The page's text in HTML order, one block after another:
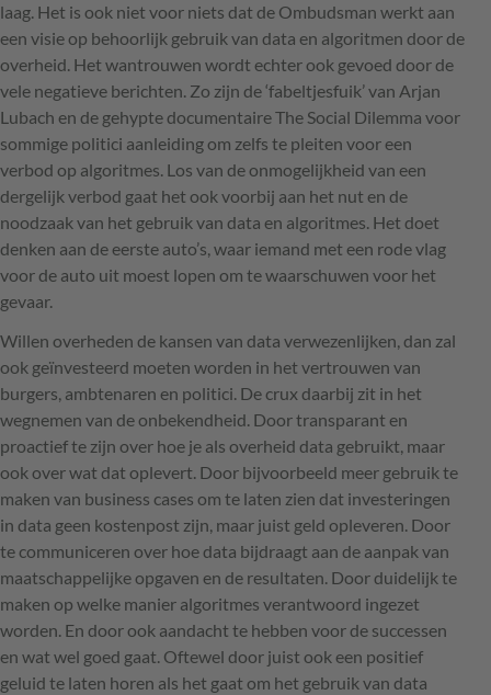
laag. Het is ook niet voor niets dat de Ombudsman werkt aan
een visie op behoorlijk gebruik van data en algoritmen door de
overheid. Het wantrouwen wordt echter ook gevoed door de
vele negatieve berichten. Zo zijn de ‘fabeltjesfuik’ van Arjan
Lubach en de gehypte documentaire The Social Dilemma voor
sommige politici aanleiding om zelfs te pleiten voor een
verbod op algoritmes. Los van de onmogelijkheid van een
dergelijk verbod gaat het ook voorbij aan het nut en de
noodzaak van het gebruik van data en algoritmes. Het doet
denken aan de eerste auto’s, waar iemand met een rode vlag
voor de auto uit moest lopen om te waarschuwen voor het
gevaar.
Willen overheden de kansen van data verwezenlijken, dan zal
ook geïnvesteerd moeten worden in het vertrouwen van
burgers, ambtenaren en politici. De crux daarbij zit in het
wegnemen van de onbekendheid. Door transparant en
proactief te zijn over hoe je als overheid data gebruikt, maar
ook over wat dat oplevert. Door bijvoorbeeld meer gebruik te
maken van business cases om te laten zien dat investeringen
in data geen kostenpost zijn, maar juist geld opleveren. Door
te communiceren over hoe data bijdraagt aan de aanpak van
maatschappelijke opgaven en de resultaten. Door duidelijk te
maken op welke manier algoritmes verantwoord ingezet
worden. En door ook aandacht te hebben voor de successen
en wat wel goed gaat. Oftewel door juist ook een positief
geluid te laten horen als het gaat om het gebruik van data